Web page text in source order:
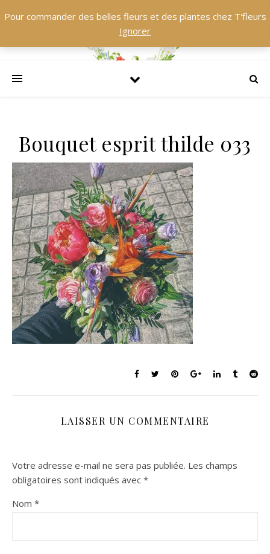
Bouquet esprit thilde 033
LAISSER UN COMMENTAIRE
Votre adresse e-mail ne sera pas publiée. Les champs
obligatoires sont indiqués avec *
Nom *
Pour commander des belles fleurs et des plantes chez T'fleurs
Ignorer